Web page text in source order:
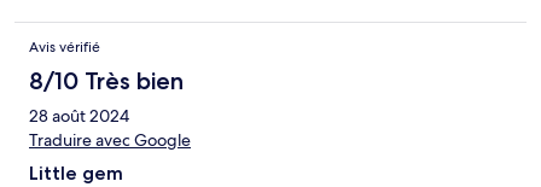
this hotel again, even for a few nights.
Avis vérifié
8/10 Très bien
28 août 2024
Traduire avec Google
Little gem